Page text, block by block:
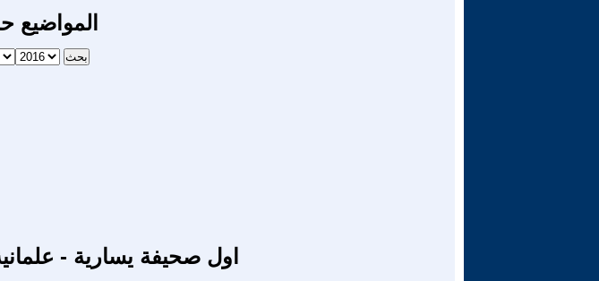
المواضيع
اول صحيفة يسارية -